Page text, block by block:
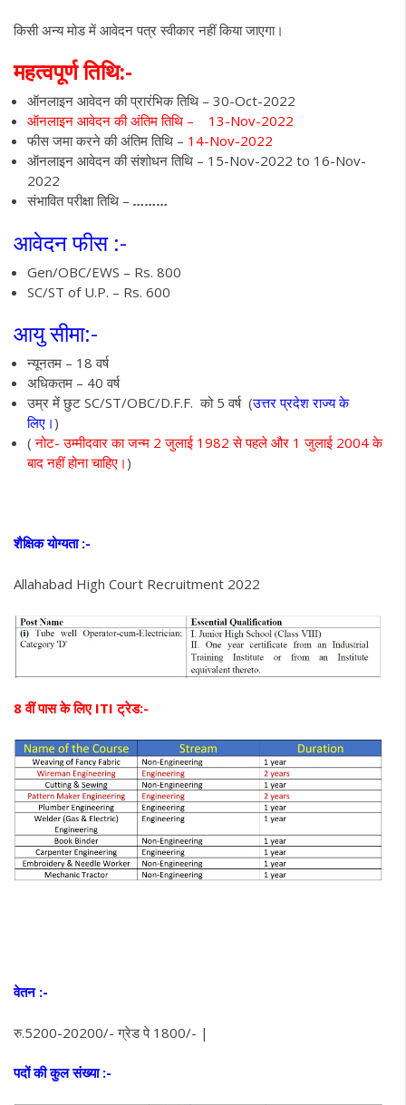
किसी अन्य मोड में आवेदन पत्र स्वीकार नहीं किया जाएगा।
महत्वपूर्ण तिथि:-
ऑनलाइन आवेदन की प्रारंभिक तिथि – 30-Oct-2022
ऑनलाइन आवेदन की अंतिम तिथि – 13-Nov-2022
फीस जमा करने की अंतिम तिथि – 14-Nov-2022
ऑनलाइन आवेदन की संशोधन तिथि – 15-Nov-2022 to 16-Nov-
2022
संभावित परीक्षा तिथि – ………
आवेदन फीस :-
Gen/OBC/EWS – Rs. 800
SC/ST of U.P. – Rs. 600
आयु सीमा:-
न्यूनतम – 18 वर्ष
अधिकतम – 40 वर्ष
उम्र में छुट SC/ST/OBC/D.F.F. को 5 वर्ष (उत्तर प्रदेश राज्य के
लिए। )
(नोट- उम्मीदवार का जन्म 2 जुलाई 1982 से पहले और 1 जुलाई 2004 के
बाद नहीं होना चाहिए। )
शैक्षिक योग्यता :-
Allahabad High Court Recruitment 2022
8 वीं पास के लिए ITI ट्रेड:-
वेतन :-
रु.5200-20200/- ग्रेड पे 1800/- |
पदों की कुल संख्या :-